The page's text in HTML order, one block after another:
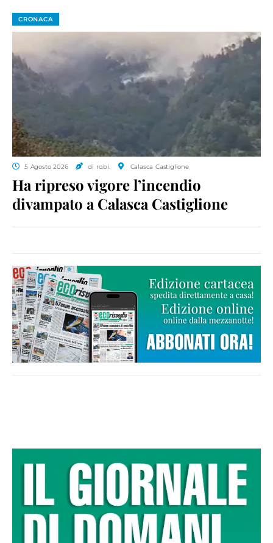
CRONACA
5 Agosto 2026 di ro.bi. Calasca Castiglione
Ha ripreso vigore l’incendio
divampato a Calasca Castiglione